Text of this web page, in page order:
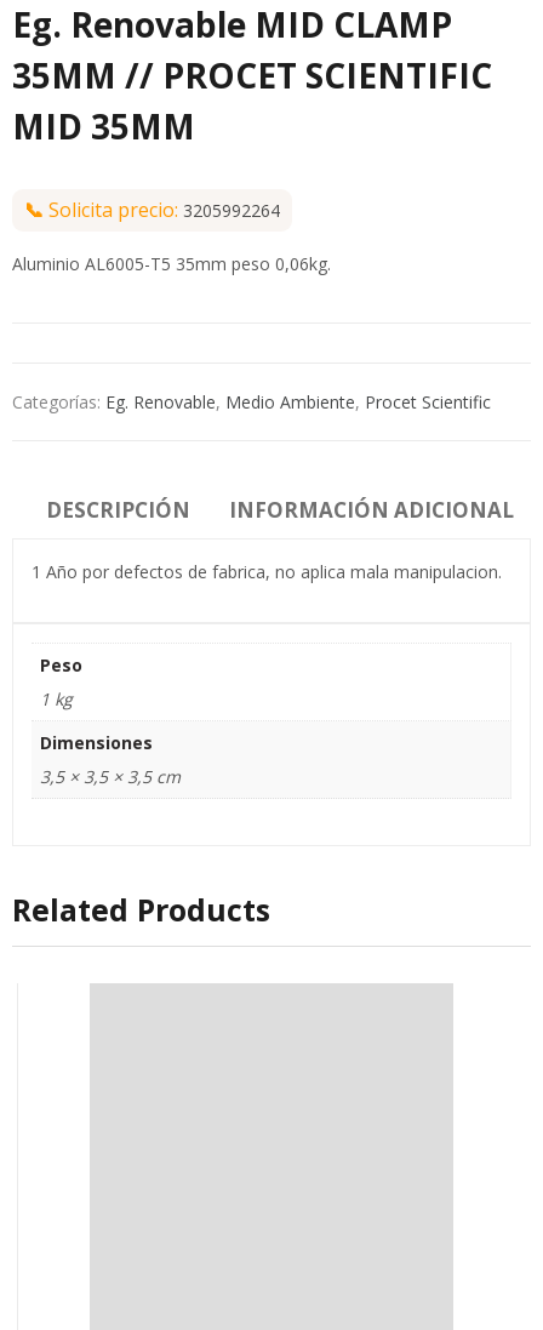
Eg. Renovable MID CLAMP
35MM // PROCET SCIENTIFIC
MID 35MM
📞 Solicita precio: 3205992264
Aluminio AL6005-T5 35mm peso 0,06kg.
Categorías: Eg. Renovable, Medio Ambiente, Procet Scientific
DESCRIPCIÓN INFORMACIÓN ADICIONAL
1 Año por defectos de fabrica, no aplica mala manipulacion.
Peso
1 kg
Dimensiones
3,5 × 3,5 × 3,5 cm
Related Products